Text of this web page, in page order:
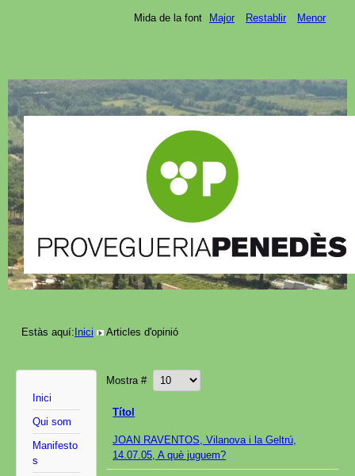
Mida de la font Major Restablir Menor
Estàs aquí:Inici Articles d'opinió
Inici
Qui som
Manifesto
s
Mostra #
Títol
JOAN RAVENTOS, Vilanova i la Geltrú,
14.07.05, A què juguem?